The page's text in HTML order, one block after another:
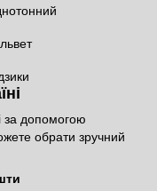
за допомогою
обрати зручний